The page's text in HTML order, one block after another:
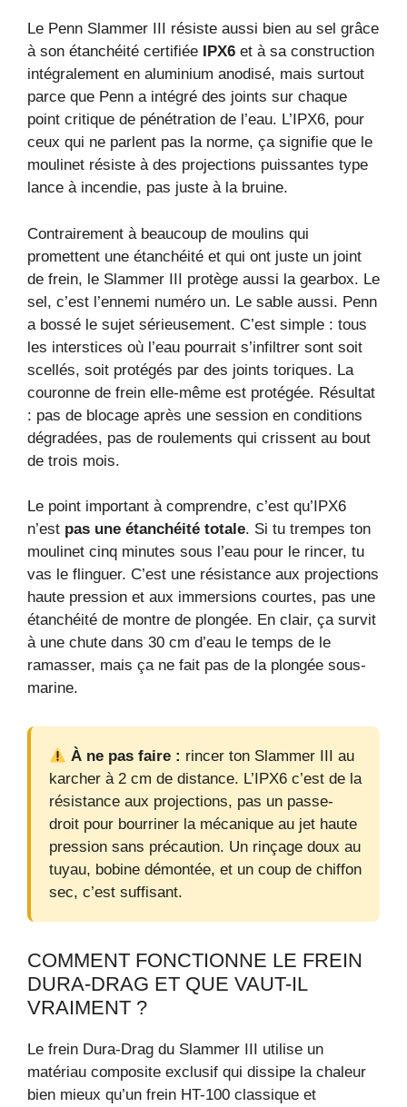
Le Penn Slammer III résiste aussi bien au sel grâce
à son étanchéité certifiée
IPX6 et à sa construction
intégralement en aluminium anodisé, mais surtout
parce que Penn a intégré des joints sur chaque
point critique de pénétration de l’eau. L’IPX6, pour
ceux qui ne parlent pas la norme, ça signifie que le
moulinet résiste à des projections puissantes type
lance à incendie, pas juste à la bruine.
Contrairement à beaucoup de moulins qui
promettent une étanchéité et qui ont juste un joint
de frein, le Slammer III protège aussi la gearbox. Le
sel, c’est l’ennemi numéro un. Le sable aussi. Penn
a bossé le sujet sérieusement. C’est simple : tous
les interstices où l’eau pourrait s’infiltrer sont soit
scellés, soit protégés par des joints toriques. La
couronne de frein elle-même est protégée. Résultat
: pas de blocage après une session en conditions
dégradées, pas de roulements qui crissent au bout
de trois mois.
Le point important à comprendre, c’est qu’IPX6
n’est pas une étanchéité totale. Si tu trempes ton
moulinet cinq minutes sous l’eau pour le rincer, tu
vas le flinguer. C’est une résistance aux projections
haute pression et aux immersions courtes, pas une
étanchéité de montre de plongée. En clair, ça survit
à une chute dans 30 cm d’eau le temps de le
ramasser, mais ça ne fait pas de la plongée sous-
marine.
À ne pas faire : rincer ton Slammer III au
karcher à 2 cm de distance. L’IPX6 c’est de la
résistance aux projections, pas un passe-
droit pour bourriner la mécanique au jet haute
pression sans précaution. Un rinçage doux au
tuyau, bobine démontée, et un coup de chiffon
sec, c’est suffisant.
COMMENT FONCTIONNE LE FREIN
DURA-DRAG ET QUE VAUT-IL
VRAIMENT ?
Le frein Dura-Drag du Slammer III utilise un
matériau composite exclusif qui dissipe la chaleur
bien mieux qu’un frein HT-100 classique et